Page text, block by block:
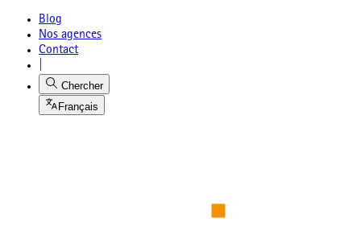
Blog
Nos agences
Contact
Chercher
Français